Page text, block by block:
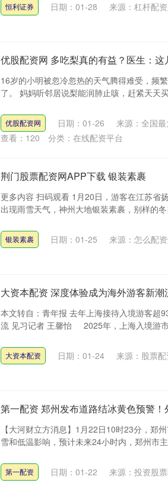
恒利证券 日期：01-28 来源：杠杆配
优股配资网 多吃梨真的有益？医生：
16岁的小明被忽冷忽热的天气腾得难受，频
了。 妈妈听邻居说梨能润肺止咳，赶紧天天
优股配资网 日期：01-26
来源：全国
查看： 120 分类： 在线配资平台
荆门股票配资网APP下载 银装素裹
更多内容 扫码观看 1月20日，游客在江苏省
出现雨雪天气，神州大地银装素裹，别样的
银装素裹 日期：01-25 来源：怎么配
大资本配资 深度体验成为海外游客新潮
本文转自：青年报 去年上海接待入境游客超
流 见习记者 王馨怡 2025年，上海入境游
大资本配资 日期：01-24 来源：股票
第一配资 郑州发布道路结冰黄色预警
【大河财立方消息】1月22日10时23分，郑
雪和低温影响，预计未来24小时内，郑州市
第一配资 日期：01-22 来源：投资股